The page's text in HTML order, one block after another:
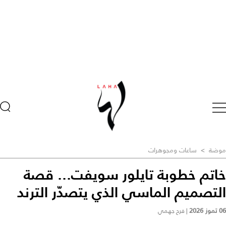
موضة > ساعات ومجوهرات
خاتم خطوبة تايلور سويفت... قصة
التصميم الماسي الذي يتصدّر الترند
06 تموز 2026 | فرح جهمي